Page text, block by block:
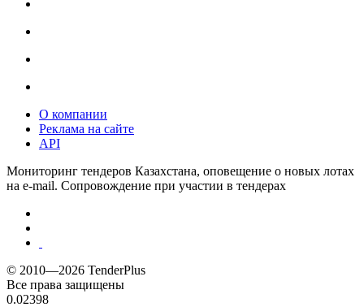
О компании
Реклама на сайте
API
Мониторинг тендеров Казахстана, оповещение о новых лотах
на e-mail. Сопровождение при участии в тендерах
© 2010—2026 TenderPlus
Все права защищены
0.02398